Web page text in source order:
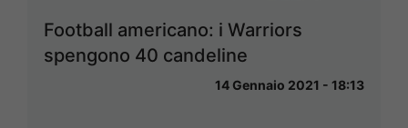
Football americano: i Warriors
spengono 40 candeline
14 Gennaio 2021 - 18:13